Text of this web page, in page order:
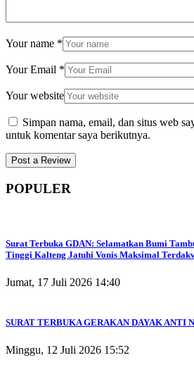
Your name *
Your Email *
Your website
Simpan nama, email, dan situs web
untuk komentar saya berikutnya.
POPULER
Surat Terbuka GDAN: Selamatkan Bumi
Tinggi Kalteng Jatuhi Vonis Maksimal
Jumat, 17 Juli 2026 14:40
SURAT TERBUKA GERAKAN DAYAK ANTI
Minggu, 12 Juli 2026 15:52